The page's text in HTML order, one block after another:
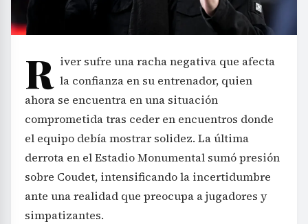
R iver sufre una racha negativa que afecta
la confianza en su entrenador, quien
ahora se encuentra en una situación
comprometida tras ceder en encuentros donde
el equipo debía mostrar solidez. La última
derrota en el Estadio Monumental sumó presión
sobre Coudet, intensificando la incertidumbre
ante una realidad que preocupa a jugadores y
simpatizantes.